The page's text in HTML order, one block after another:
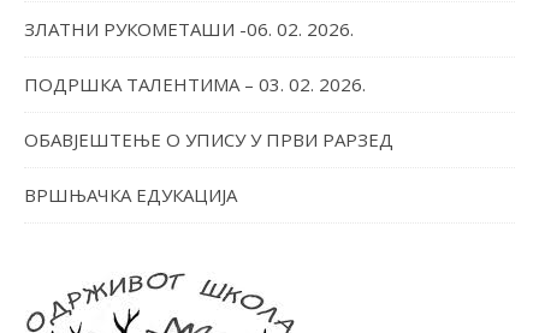
ЗЛАТНИ РУКОМЕТАШИ -06. 02. 2026.
ПОДРШКА ТАЛЕНТИМА – 03. 02. 2026.
ОБАВЈЕШТЕЊЕ О УПИСУ У ПРВИ РАРЗЕД
ВРШЊАЧКА ЕДУКАЦИЈА